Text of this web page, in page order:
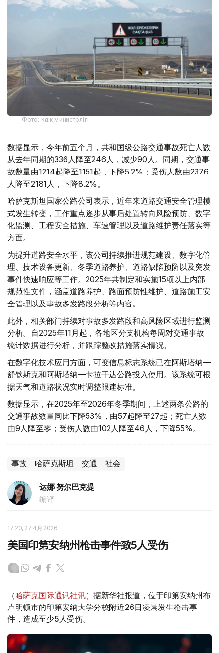
Фото: Көлік министрлігі
数据显示，今年前五个月，共和国级公路交通事故死亡人数
从去年同期的336人降至246人，减少90人。同期，交通事
故数量由1214起降至1151起，下降5.2%；受伤人数由2376
人降至2181人，下降8.2%。
哈萨克斯坦国家公路公司表示，近年来道路交通安全管理模
式发生转变，工作重点逐步从事后处置转向风险预防、数字
化监测、工程安全措施、车速管理以及道路维护责任落实等
方面。
为提升道路安全水平，该公司持续推进规范建设、数字化管
理、技术设备更新、冬季道路养护、道路缺陷预防以及突发
事件快速响应等工作。2025年共制定和实施15项以上内部
规范性文件，涵盖道路养护、路面预防性维护、道路施工安
全管理以及事故多发路段分析等内容。
此外，相关部门持续对事故多发路段和高风险区域进行监测
分析。自2025年11月起，各地区分支机构每周对交通事故
统计数据进行分析，并跟踪整改措施落实情况。
在数字化技术应用方面，可变信息标志系统已在阿斯塔纳—
舒钦斯克和阿斯塔纳—卡拉干达公路投入使用。该系统可根
据天气和道路状况实时调整限速标准。
数据显示，在2025年至2026年冬季期间，上述两条公路的
交通事故数量同比下降53%，由57起降至27起；死亡人数
由9人降至零；受伤人数由102人降至46人，下降55%。
事故 哈萨克斯坦 交通 社会
达娜 努尔巴克提
编译
17:20, 27 4月 2026
美国印第安纳州枪击事件致5人受伤
（哈萨克国际通讯社讯）据新华社报道，位于印第安纳州布
卢明顿市的印第安纳大学分校附近26日凌晨发生枪击事
件，造成至少5人受伤。